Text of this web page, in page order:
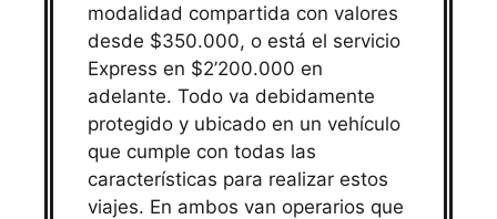
modalidad compartida con valores
desde $350.000, o está el servicio
Express en $2’200.000 en
adelante. Todo va debidamente
protegido y ubicado en un vehículo
que cumple con todas las
características para realizar estos
viajes. En ambos van operarios que